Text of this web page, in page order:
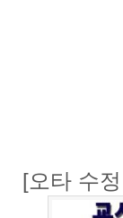
[오타 수